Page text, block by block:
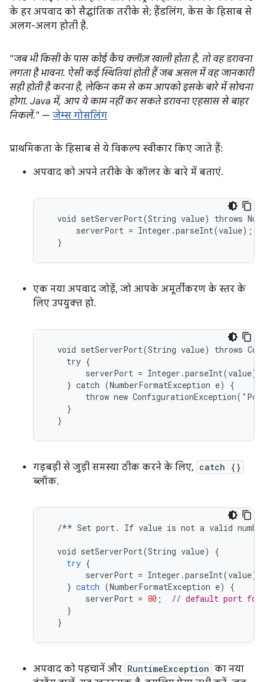
के हर अपवाद को सैद्धांतिक तरीके से; हैंडलिंग, केस के हिसाब से
अलग-अलग होती है.
"जब भी किसी के पास कोई कैच क्लॉज़ खाली होता है, तो वह डरावना
लगता है भावना. ऐसी कई स्थितियां होती हैं जब असल में वह जानकारी
सही होती है करना है, लेकिन कम से कम आपको इसके बारे में सोचना
होगा. Java में, आप ये काम नहीं कर सकते डरावना एहसास से बाहर
निकलें." — जेम्स गोसलिंग
प्राथमिकता के हिसाब से ये विकल्प स्वीकार किए जाते हैं:
अपवाद को अपने तरीके के कॉलर के बारे में बताएं.
void setServerPort(String value) throws
      serverPort = Integer.parseInt(value);
  }
एक नया अपवाद जोड़ें, जो आपके अमूर्तीकरण के स्तर के
लिए उपयुक्त हो.
void setServerPort(String value) throws
    try {
        serverPort = Integer.parseInt(value);
    } catch (NumberFormatException e) {
throw new
    }
  }
गड़बड़ी से जुड़ी समस्या ठीक करने के लिए, catch {}
ब्लॉक.
/** Set port. If value is not a valid
void setServerPort(String value)
{
try {
serverPort = Integer .parseInt(value);
} catch (NumberFormatException e)
{
serverPort = 80 ;
// default port for
}
}
अपवाद को पहचानें और RuntimeException का नया